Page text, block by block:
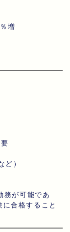
増
）
務が可能であ
合格すること